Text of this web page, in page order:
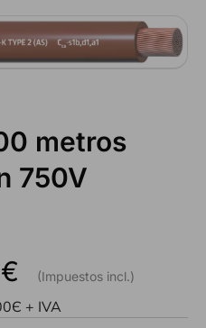
metros
750V
€
+ IVA